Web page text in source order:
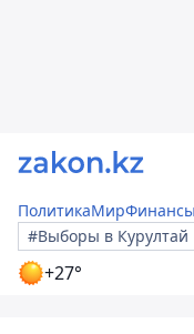
ПолитикаМирФинансы
#Выборы в Курултай
+27°